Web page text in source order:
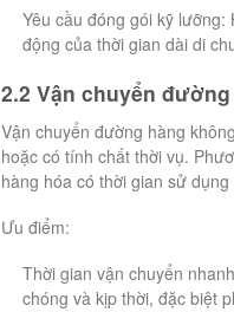
Yêu cầu đóng gói kỹ
động của thời gian dài di
2.2 Vận chuyển
Vận chuyển đường hàng
hoặc có tính chất thời vụ.
hàng hóa có thời gian sử
Ưu điểm:
Thời gian vận chuyển
chóng và kịp thời, đặc biệt